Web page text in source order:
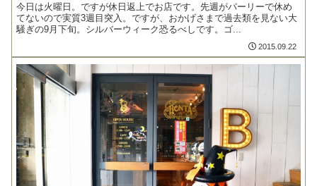
今日は火曜日。ですが休日返上でお店です。先週がパーリーで休め
てないので実質3週目突入。ですが、おかげさまで過去類を見ない大
騒ぎの9月下旬。シルバーウィーク恐るべしです。ゴ...
2015.09.22